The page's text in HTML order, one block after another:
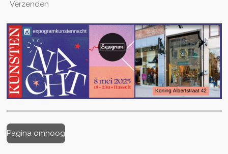
Verzenden
Pagina omhoog